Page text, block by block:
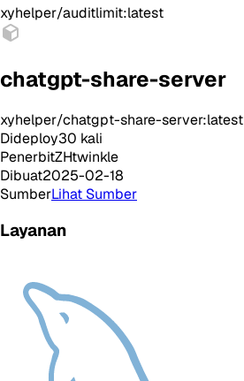
xyhelper/auditlimit:latest
chatgpt-share-server
xyhelper/chatgpt-share-server:latest
Dideploy30 kali
PenerbitZHtwinkle
Dibuat2025-02-18
SumberLihat Sumber
Layanan